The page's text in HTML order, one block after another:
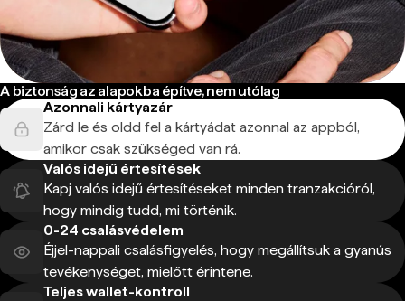
A biztonság az alapokba építve, nem utólag
Azonnali kártyazár
Zárd le és oldd fel a kártyádat azonnal az appból,
amikor csak szükséged van rá.
Valós idejű értesítések
Kapj valós idejű értesítéseket minden tranzakcióról,
hogy mindig tudd, mi történik.
0-24 csalásvédelem
Éjjel-nappali csalásfigyelés, hogy megállítsuk a gyanús
tevékenységet, mielőtt érintene.
Teljes wallet-kontroll